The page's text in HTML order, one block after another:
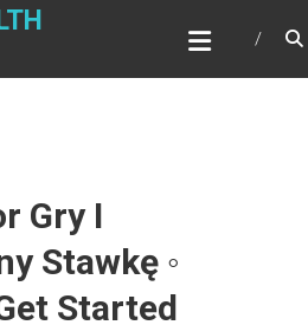
Gry I
Stawkę ◦
Started